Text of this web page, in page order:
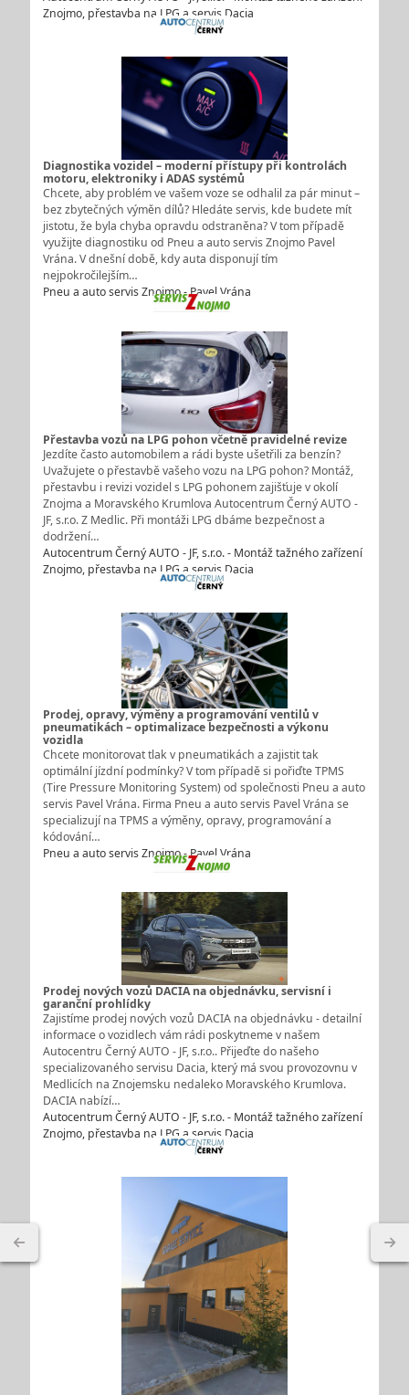
Znojmo, přestavba na LPG a servis Dacia
Diagnostika vozidel – moderní přístupy při kontrolách
motoru, elektroniky i ADAS systémů
Chcete, aby problém ve vašem voze se odhalil za pár minut –
bez zbytečných výměn dílů? Hledáte servis, kde budete mít
jistotu, že byla chyba opravdu odstraněna? V tom případě
využijte diagnostiku od Pneu a auto servis Znojmo Pavel
Vrána. V dnešní době, kdy auta disponují tím
nejpokročilejším…
Pneu a auto servis Znojmo - Pavel Vrána
Přestavba vozů na LPG pohon včetně pravidelné revize
Jezdíte často automobilem a rádi byste ušetřili za benzín?
Uvažujete o přestavbě vašeho vozu na LPG pohon? Montáž,
přestavbu i revizi vozidel s LPG pohonem zajišťuje v okolí
Znojma a Moravského Krumlova Autocentrum Černý AUTO -
JF, s.r.o. Z Medlic. Při montáži LPG dbáme bezpečnost a
dodržení…
Autocentrum Černý AUTO - JF, s.r.o. - Montáž tažného zařízení
Znojmo, přestavba na LPG a servis Dacia
Prodej, opravy, výměny a programování ventilů v
pneumatikách – optimalizace bezpečnosti a výkonu
vozidla
Chcete monitorovat tlak v pneumatikách a zajistit tak
optimální jízdní podmínky? V tom případě si pořiďte TPMS
(Tire Pressure Monitoring System) od společnosti Pneu a auto
servis Pavel Vrána. Firma Pneu a auto servis Pavel Vrána se
specializují na TPMS a výměny, opravy, programování a
kódování…
Pneu a auto servis Znojmo - Pavel Vrána
Prodej nových vozů DACIA na objednávku, servisní i
garanční prohlídky
Zajistíme prodej nových vozů DACIA na objednávku - detailní
informace o vozidlech vám rádi poskytneme v našem
Autocentru Černý AUTO - JF, s.r.o.. Přijeďte do našeho
specializovaného servisu Dacia, který má svou provozovnu v
Medlicích na Znojemsku nedaleko Moravského Krumlova.
DACIA nabízí…
Autocentrum Černý AUTO - JF, s.r.o. - Montáž tažného zařízení
Znojmo, přestavba na LPG a servis Dacia